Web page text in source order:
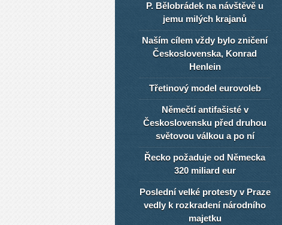
P. Bělobrádek na návštěvě u
jemu milých krajanů
Naším cílem vždy bylo zničení
Československa, Konrad
Henlein
Třetinový model eurovoleb
Němečtí antifašisté v
Československu před druhou
světovou válkou a po ní
Řecko požaduje od Německa
320 miliard eur
Poslední velké protesty v Praze
vedly k rozkradení národního
majetku